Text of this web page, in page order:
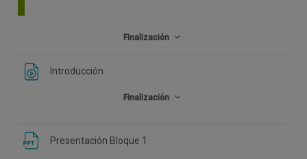
Finalización
Introducción
Finalización
Presentación Bloque 1